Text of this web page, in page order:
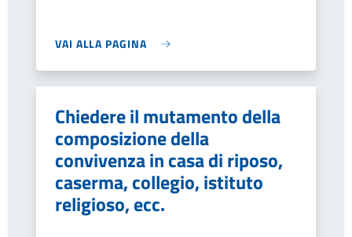
VAI ALLA PAGINA
Chiedere il mutamento della
composizione della
convivenza in casa di riposo,
caserma, collegio, istituto
religioso, ecc.